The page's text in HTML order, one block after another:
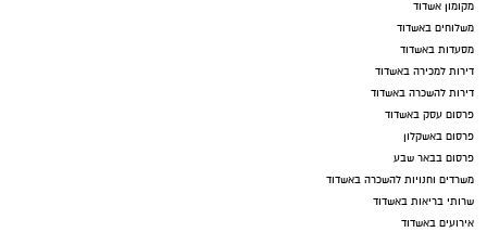
מקומון אשדוד
משלוחים באשדוד
מסעדות באשדוד
דירות למכירה באשדוד
דירות להשכרה באשדוד
פרסום עסק באשדוד
פרסום באשקלון
פרסום בבאר שבע
משרדים וחנויות להשכרה באשדוד
שרותי בריאות באשדוד
אירועים באשדוד